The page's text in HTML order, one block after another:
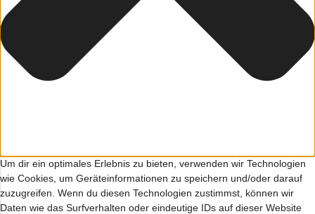
Um dir ein optimales Erlebnis zu bieten, verwenden wir Technologien
wie Cookies, um Geräteinformationen zu speichern und/oder darauf
zuzugreifen. Wenn du diesen Technologien zustimmst, können wir
Daten wie das Surfverhalten oder eindeutige IDs auf dieser Website